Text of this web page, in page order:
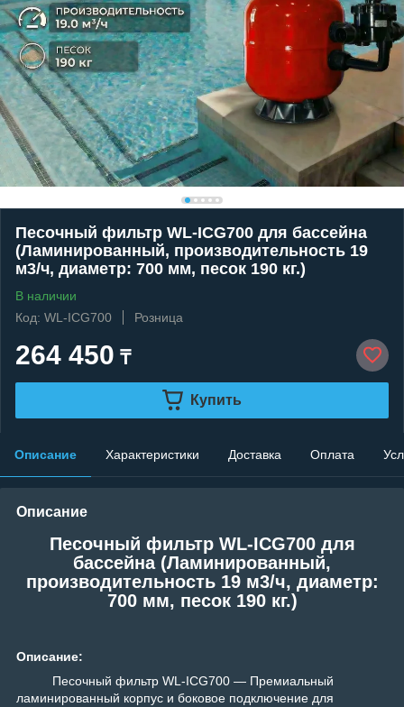
Песочный фильтр WL-ICG700 для бассейна
(Ламинированный, производительность 19
м3/ч, диаметр: 700 мм, песок 190 кг.)
В наличии
Код: WL-ICG700
Розница
264 450 ₸
Купить
Описание Характеристики Доставка Оплата
Описание
Песочный фильтр WL-ICG700 для
бассейна (Ламинированный,
производительность 19 м3/ч, диаметр:
700 мм, песок 190 кг.)
Описание:
Песочный фильтр WL-ICG700 — Премиальный
ламинированный корпус и боковое подключение для